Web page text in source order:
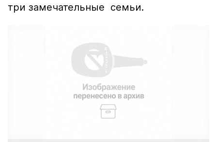
три замечательные семьи.